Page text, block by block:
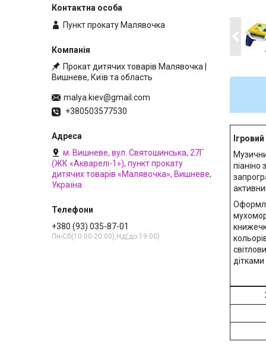
дітками
Пункт прокату Малявочка
Прокат дитячих товарів Малявочка |
Вишневе, Київ та область
malya.kiev@gmail.com
+380503577530
м. Вишневе, вул. Святошинська, 27Г
(ЖК «Акварелі-1»), пункт прокату
дитячих товарів «Малявочка», Вишневе,
Україна
+380 (93) 035-87-01
Пн-Сб(10:00-20:00),Нд(до 19:00)